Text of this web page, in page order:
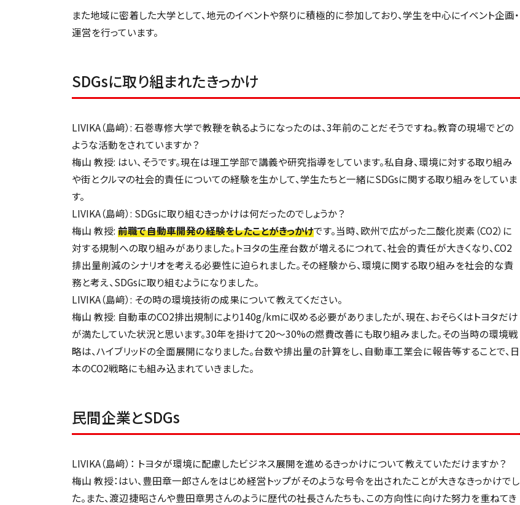
また地域に密着した大学として、地元のイベントや祭りに積極的に参加しており、学生を中心にイベント企画・
運営を行っています。
SDGsに取り組まれたきっかけ
LIVIKA（島﨑）: 石巻専修大学で教鞭を執るようになったのは、3年前のことだそうですね。教育の現場でどの
ような活動をされていますか？
梅山 教授: はい、そうです。現在は理工学部で講義や研究指導をしています。私自身、環境に対する取り組み
や街とクルマの社会的責任についての経験を生かして、学生たちと一緒にSDGsに関する取り組みをしていま
す。
LIVIKA（島﨑）: SDGsに取り組むきっかけは何だったのでしょうか？
梅山 教授: 前職で自動車開発の経験をしたことがきっかけです。当時、欧州で広がった二酸化炭素（CO2）に
対する規制への取り組みがありました。トヨタの生産台数が増えるにつれて、社会的責任が大きくなり、CO2
排出量削減のシナリオを考える必要性に迫られました。その経験から、環境に関する取り組みを社会的な責
務と考え、SDGsに取り組むようになりました。
LIVIKA（島﨑）: その時の環境技術の成果について教えてください。
梅山 教授: 自動車のCO2排出規制により140g/kmに収める必要がありましたが、現在、おそらくはトヨタだけ
が満たしていた状況と思います。30年を掛けて20～30%の燃費改善にも取り組みました。その当時の環境戦
略は、ハイブリッドの全面展開になりました。台数や排出量の計算をし、自動車工業会に報告等することで、日
本のCO2戦略にも組み込まれていきました。
民間企業とSDGs
LIVIKA（島﨑）： トヨタが環境に配慮したビジネス展開を進めるきっかけについて教えていただけますか？
梅山 教授：はい、豊田章一郎さんをはじめ経営トップがそのような号令を出されたことが大きなきっかけでし
た。また、渡辺捷昭さんや豊田章男さんのように歴代の社長さんたちも、この方向性に向けた努力を重ねてき